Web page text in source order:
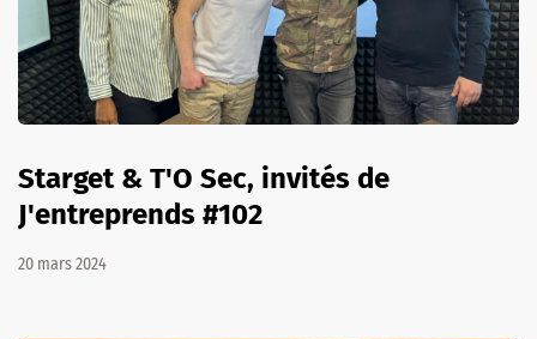
Starget & T'O Sec, invités de
J'entreprends #102
20 mars 2024